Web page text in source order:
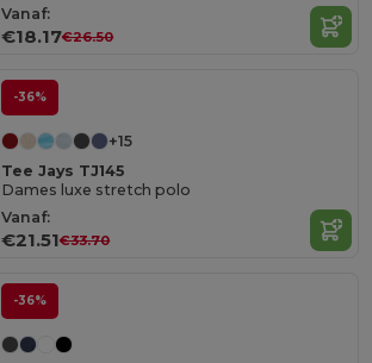
Vanaf:
€18.17€26.50
-36%
+15
Tee Jays TJ145
Dames luxe stretch polo
Vanaf:
€21.51€33.70
-36%